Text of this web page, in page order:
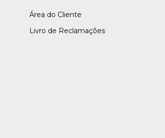
Área do Cliente
Livro de Reclamações